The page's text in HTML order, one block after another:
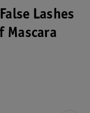
Lashes
Mascara